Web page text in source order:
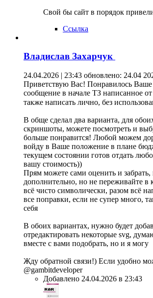
Свой бы сайт в порядок
Ссылка
Владислав Захарчук
24.04.2026 | 23:43 обновлено: 24.04
Приветствую Вас! Понравилось
сообщение в начале ТЗ написанное
также написать лично, без
В обще сделал два варианта, для
скриншоты, можете посмотреть и
больше понравится! Любой можем
войду в Ваше положение в плане
текущем состоянии готов отдать
вашу стоимость))
Прям можете сами оценить и
дополнительно, но не переживайте в
всё чисто символически, разом всё
все поправки, если не супер много,
себя
В обоих вариантах, нужно будет
отредактировать некоторые svg,
вместе с вами подобрать, но и я могу
Жду обратной связи!) Если удобно
@gambitdeveloper
Добавлено 24.04.2026 в 23:43